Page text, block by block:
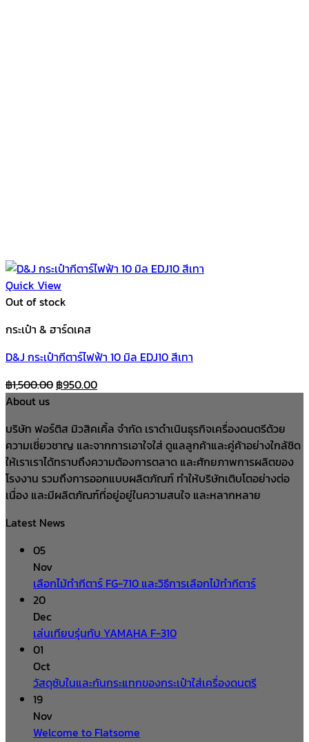
Quick View
Out of stock
กระเป๋า & ฮาร์ดเคส
D&J กระเป๋ากีตาร์ไฟฟ้า 10 มิล EDJ10 สีเทา
฿1,500.00 Original
฿1,500.00.
฿950.00Current
฿950.00.
About us
บริษัท ฟอร์ติส มิวสิคเคิ้ล จำกัด เราดำเนินธุรกิจเครื่องดนตรีด้วย
ความเชี่ยวชาญ และจากการเอาใจใส่ ดูแลลูกค้าและคู่ค้าอย่างใกล้ชิด
ให้เราเราได้ทราบถึงความต้องการตลาด และศักยภาพการผลิตของ
โรงงาน รวมถึงการออกแบบผลิตภัณฑ์ ทำให้บริษัทเติบโตอย่างต่อ
เนื่อง และมีผลิตภัณฑ์ที่อยู่อยู่ในความสนใจ และหลากหลาย
Latest News
05
Nov
เลือกไม้ทำกีตาร์ FG-710 และวิธีการเลือกไม้ทำกีตาร์
20
Dec
เล่นเทียบรุ่นกับ YAMAHA F-310
01
Oct
วัสดุซับในและกันกระแทกของกระเป๋าใส่เครื่องดนตรี
19
Nov
Welcome to Flatsome